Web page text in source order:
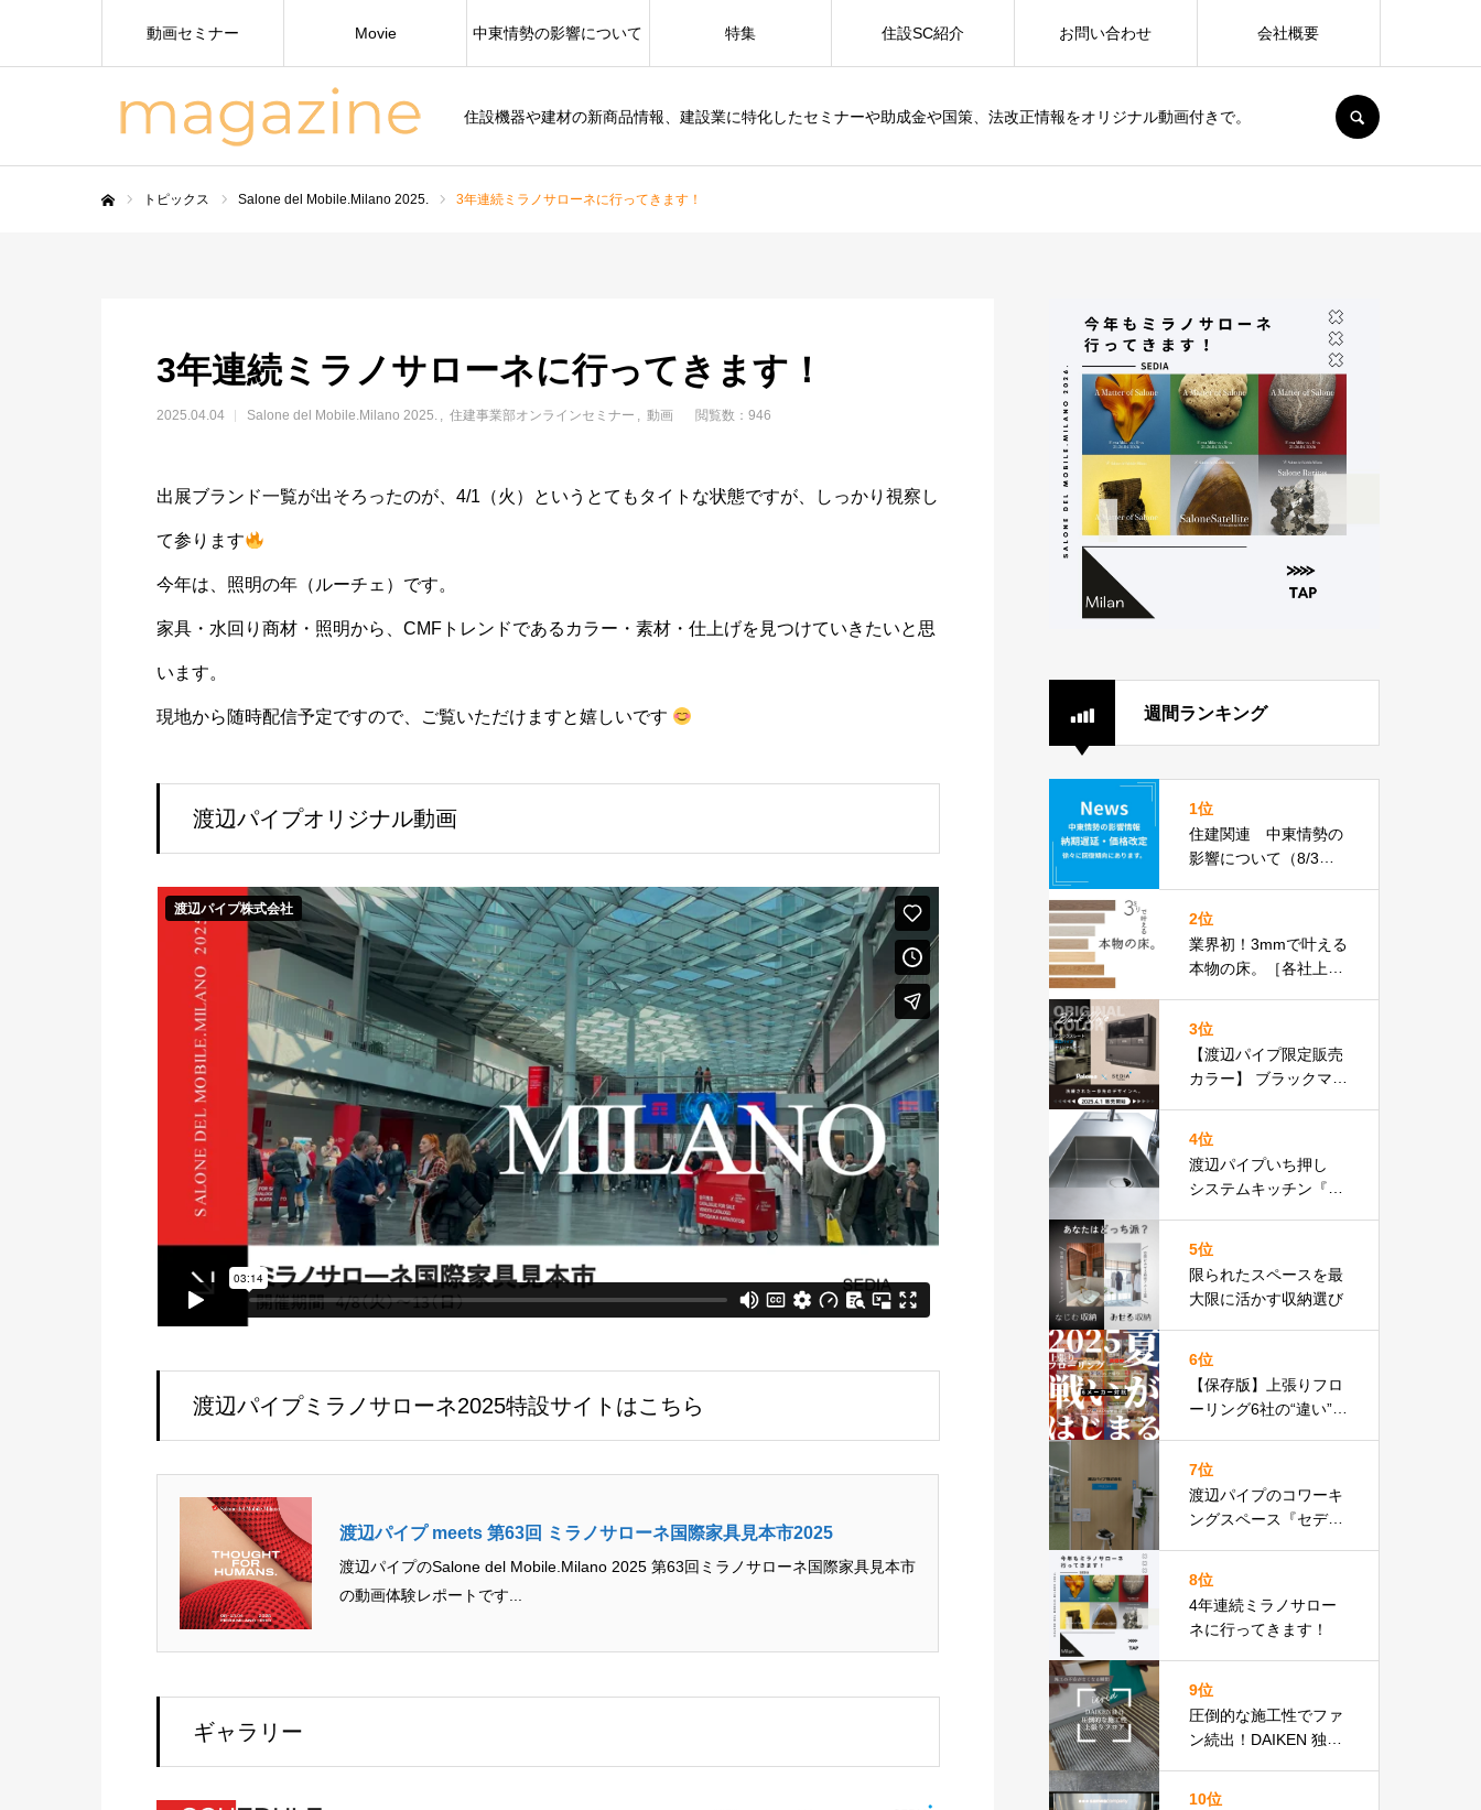
住設機器や建材の新商品情報、建設業に特化したセミナーや助成金や国策、法改正情報をオリジナル動画付きで。
動画セミナー Movie 中東情勢の影響について 特集 住設SC紹介 お問い合わせ 会社概要
トピックス Salone del Mobile.Milano 2025. 3年連続ミラノサローネに行ってきます！
3年連続ミラノサローネに行ってきます！
2025.04.04 Salone del Mobile.Milano 2025. 住建事業部オンラインセミナー 動画 閲覧数：946
出展ブランド一覧が出そろったのが、4/1（火）というとてもタイトな状態ですが、しっかり視察し
て参ります
今年は、照明の年（ルーチェ）です。
家具・水回り商材・照明から、CMFトレンドであるカラー・素材・仕上げを見つけていきたいと思
います。
現地から随時配信予定ですので、ご覧いただけますと嬉しいです
渡辺パイプオリジナル動画
渡辺パイプミラノサローネ2025特設サイトはこちら
渡辺パイプ meets 第63回 ミラノサローネ国際家具見本市2025
渡辺パイプのSalone del Mobile.Milano 2025 第63回ミラノサローネ国際家具見本市
の動画体験レポートです...
ギャラリー
週間ランキング
1位
住建関連 中東情勢の
影響について（8/3更
2位
業界初！3mmで叶える
本物の床。［各社上張
3位
【渡辺パイプ限定販売
カラー】 ブラックマッ
4位
渡辺パイプいち押し
システムキッチン『３
5位
限られたスペースを最
大限に活かす収納選び
6位
【保存版】上張りフロ
ーリング6社の“違い”見
7位
渡辺パイプのコワーキ
ングスペース『セディ
テンドのクロージング
にぜひ。
8位
4年連続ミラノサロー
ネに行ってきます！
9位
圧倒的な施工性でファ
ン続出！DAIKEN 独自
10位